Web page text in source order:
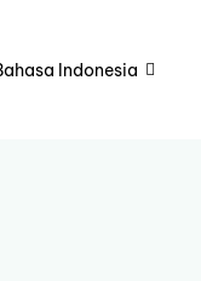
Indonesia